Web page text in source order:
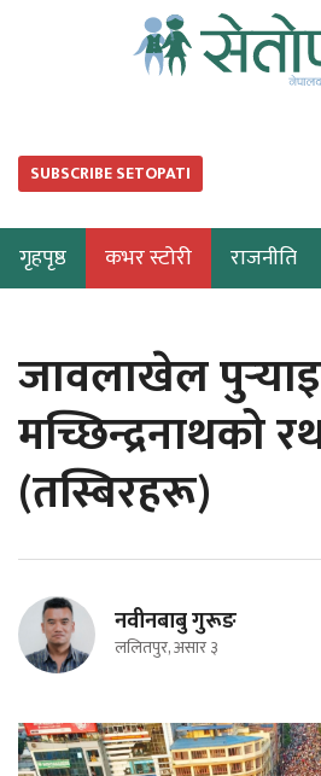
SUBSCRIBE SETOPATI
गृहपृष्ठ कभर स्टोरी राजनीति
जावलाखेल
मच्छिन्द्रनाथको
(तस्बिरहरू)
नवीनबाबु गुरूङ
ललितपुर, असार ३